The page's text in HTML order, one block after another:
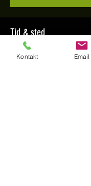
Tid & sted
24. nov. 2022, 14.00 – 19.00
Sportshuset,
Kontakt Email